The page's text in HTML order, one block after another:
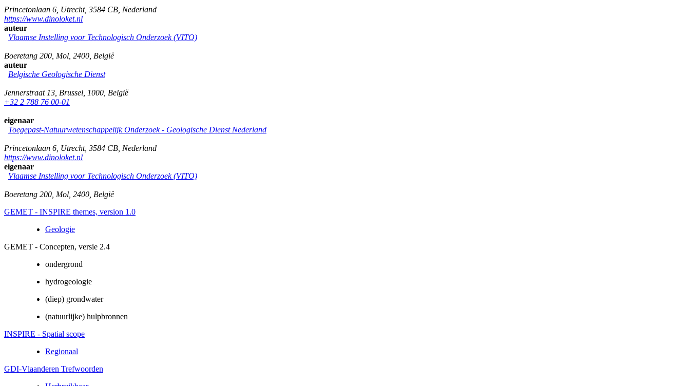
Princetonlaan 6 Utrecht, 3584 CB Nederland
https://www.dinoloket.nl
auteur
Vlaamse Instelling voor Technologisch Onderzoek (VITO)
Boeretang 200 Mol 2400 België
auteur
Belgische Geologische Dienst
Jennerstraat 13 Brussel 1000 België
+32 2 788 76 00-01
eigenaar
Toegepast-Natuurwetenschappelijk Onderzoek - Geologische Dienst Nederland
Princetonlaan 6 Utrecht, 3584 CB Nederland
https://www.dinoloket.nl
eigenaar
Vlaamse Instelling voor Technologisch Onderzoek (VITO)
Boeretang 200 Mol 2400 België
GEMET - INSPIRE themes, version 1.0
Geologie
GEMET - Concepten, versie 2.4
ondergrond
hydrogeologie
(diep) grondwater
(natuurlijke) hulpbronnen
INSPIRE - Spatial scope
Regionaal
GDI-Vlaanderen Trefwoorden